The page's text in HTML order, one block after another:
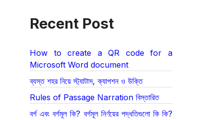
Recent Post
How to create a QR code for a
Microsoft Word document
ব্যস্ত শহর নিয়ে স্ট্যাটাস, ক্যাপশন ও উক্তি
Rules of Passage Narration বিস্তারিত
বর্গ এবং বর্গমূল কি? বর্গমূল নির্ণয়ের পদ্ধতিগুলো কি কি?